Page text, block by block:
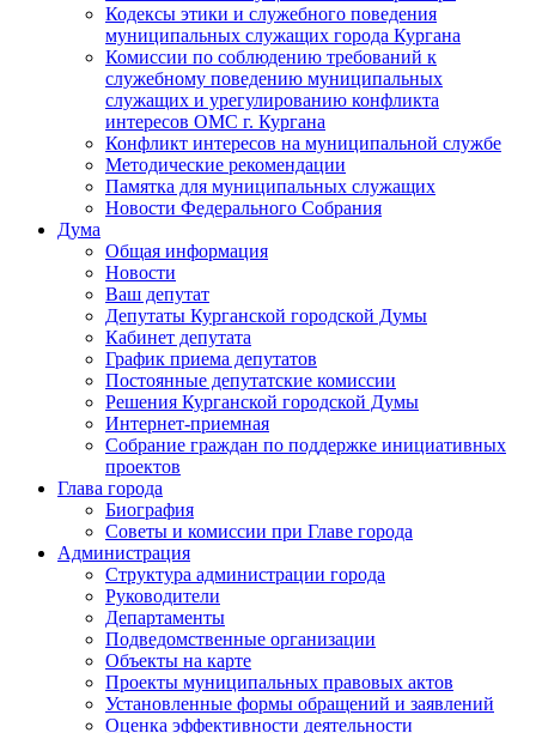
Кодексы этики и служебного поведения
муниципальных служащих города Кургана
Комиссии по соблюдению требований к
служебному поведению муниципальных
служащих и урегулированию конфликта
интересов ОМС г. Кургана
Конфликт интересов на муниципальной службе
Методические рекомендации
Памятка для муниципальных служащих
Новости Федерального Cобрания
Дума
Общая информация
Новости
Ваш депутат
Депутаты Курганской городской Думы
Кабинет депутата
График приема депутатов
Постоянные депутатские комиссии
Решения Курганской городской Думы
Интернет-приемная
Собрание граждан по поддержке инициативных
проектов
Глава города
Биография
Советы и комиссии при Главе города
Администрация
Структура администрации города
Руководители
Департаменты
Подведомственные организации
Объекты на карте
Проекты муниципальных правовых актов
Установленные формы обращений и заявлений
Оценка эффективности деятельности